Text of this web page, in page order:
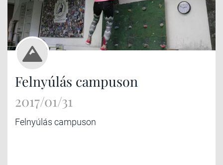
Felnyúlás campuson
2017/01/31
Felnyúlás campuson